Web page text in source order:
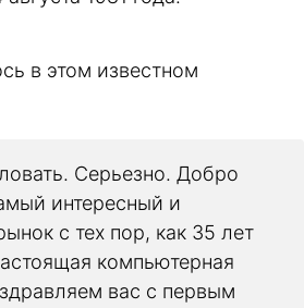
в этом известном
Серьезно. Добро
интересный и
с тех пор, как 35 лет
компьютерная
вас с первым